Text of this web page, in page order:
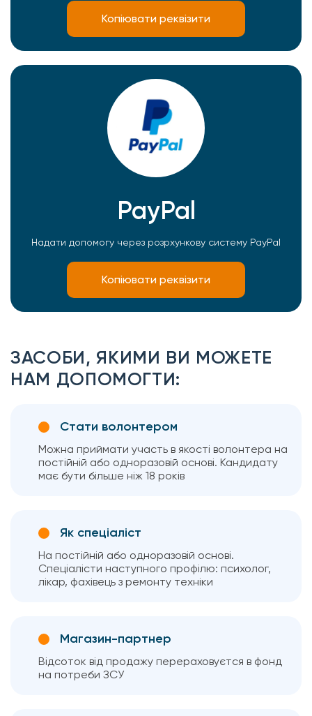
Копіювати реквізити
PayPal
Надати допомогу через розрхункову систему PayPal
Копіювати реквізити
ЗАСОБИ, ЯКИМИ ВИ МОЖЕТЕ
НАМ ДОПОМОГТИ:
Стати волонтером
Можна приймати участь в якості волонтера на
постійній або одноразовій основі. Кандидату
має бути більше ніж 18 років
Як спеціаліст
На постійній або одноразовій основі.
Спеціалісти наступного профілю: психолог,
лікар, фахівець з ремонту техніки
Магазин-партнер
Відсоток від продажу перераховуєтся в фонд
на потреби ЗСУ